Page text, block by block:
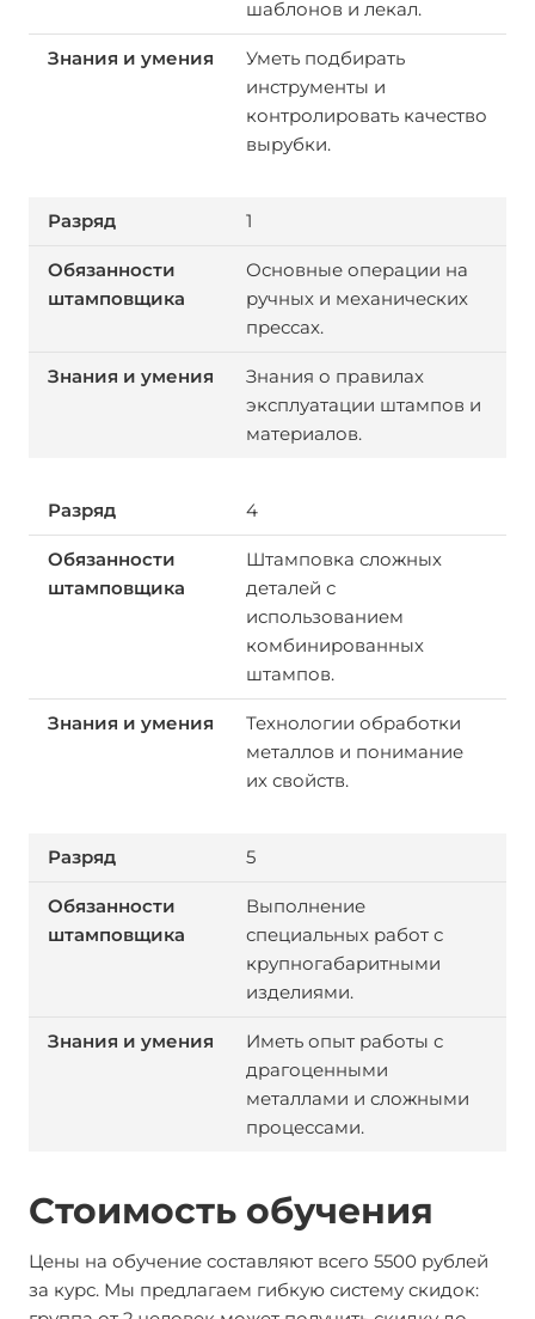
шаблонов и лекал.
Уметь подбирать
инструменты и
контролировать качество
вырубки.
1
Основные операции на
ручных и механических
прессах.
Знания о правилах
эксплуатации штампов и
материалов.
4
Штамповка сложных
деталей с
использованием
комбинированных
штампов.
Технологии обработки
металлов и понимание
их свойств.
5
Выполнение
специальных работ с
крупногабаритными
изделиями.
Иметь опыт работы с
драгоценными
металлами и сложными
процессами.
Стоимость обучения
Цены на обучение составляют всего 5500 рублей
за курс. Мы предлагаем гибкую систему скидок: